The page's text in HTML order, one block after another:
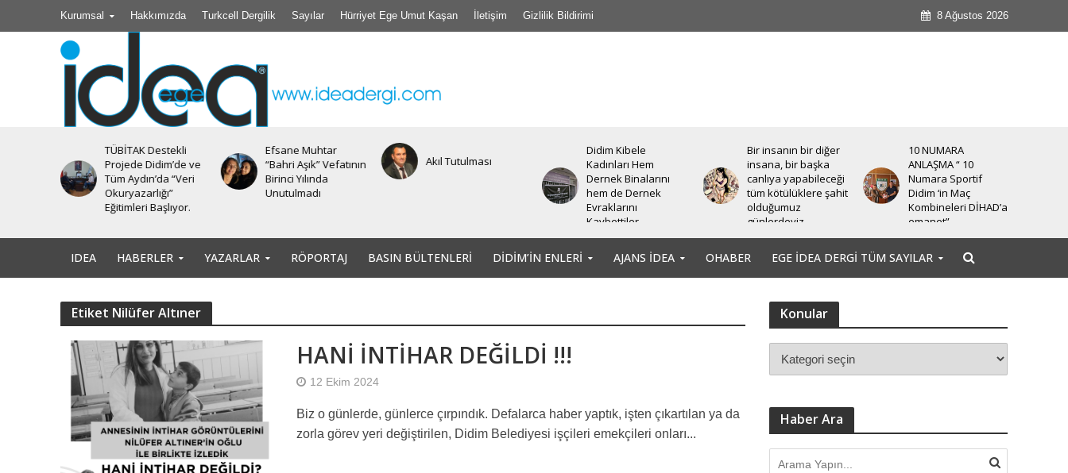
Kurumsal Hakkımızda Turkcell Dergilik Sayılar Hürriyet Ege Umut Kaşan İletişim Gizlilik Bildirimi 8 Ağustos 2026
TÜBİTAK Destekli
Projede Didim’de ve
Tüm Aydın’da “Veri
Okuryazarlığı”
Eğitimleri Başlıyor.
Efsane Muhtar
“Bahri Aşık” Vefatının
Birinci Yılında
Unutulmadı
Akıl Tutulması
Didim Kibele
Kadınları Hem
Dernek Binalarını
hem de Dernek
Evraklarını
Kaybettiler.
Bir insanın bir diğer
insana, bir başka
canlıya yapabileceği
tüm kötülüklere şahit
olduğumuz
günlerdeyiz.
10 NUMARA
ANLAŞMA “ 10
Numara Sportif
Didim ‘in Maç
Kombineleri DİHAD’a
emanet”
IDEA HABERLER YAZARLAR RÖPORTAJ BASIN BÜLTENLERI DIDIM’IN ENLERI AJANS İDEA OHABER EGE İDEA DERGI TÜM SAYILAR
Etiket Nilüfer Altıner
HANİ İNTİHAR DEĞİLDİ !!!
12 Ekim 2024
Biz o günlerde, günlerce çırpındık. Defalarca haber yaptık, işten çıkartılan ya da
zorla görev yeri değiştirilen, Didim Belediyesi işçileri emekçileri onları...
Konular
Haber Ara